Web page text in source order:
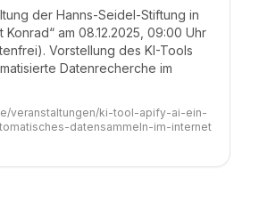
der Hanns-Seidel-Stiftung in
Konrad“ am 08.12.2025, 09:00 Uhr
Vorstellung des KI-Tools
Datenrecherche im
veranstaltungen/ki-tool-apify-ai-ein-
datensammeln-im-internet